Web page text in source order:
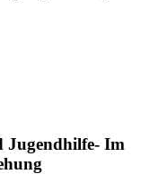
Jugendhilfe- Im